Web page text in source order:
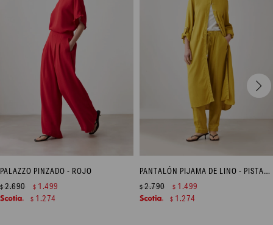
PALAZZO PINZADO - ROJO
$2.690 $ 1.499
$ 1.274
PANTALÓN PIJAMA DE LINO - PISTACHO
$2.790 $ 1.499
$ 1.274